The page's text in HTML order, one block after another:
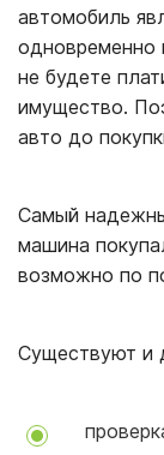
автомобиль
одновременно
не будете
имущество.
авто до
Самый
машина
возможно по
Существуют и